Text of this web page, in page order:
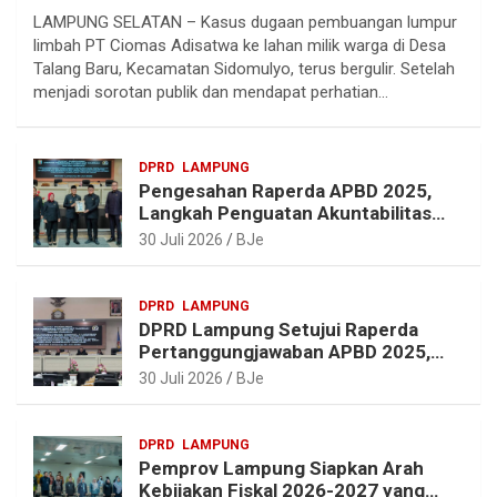
l
e
g
m
c
e
b
k
n
t
e
s
t
a
t
s
p
LAMPUNG SELATAN – Kasus dugaan pembuangan lumpur
limbah PT Ciomas Adisatwa ke lahan milik warga di Desa
Talang Baru, Kecamatan Sidomulyo, terus bergulir. Setelah
menjadi sorotan publik dan mendapat perhatian…
DPRD LAMPUNG
Pengesahan Raperda APBD 2025,
Langkah Penguatan Akuntabilitas
dan Pembangunan Lampung
30 Juli 2026 BJe
DPRD LAMPUNG
DPRD Lampung Setujui Raperda
Pertanggungjawaban APBD 2025,
Beri Sejumlah Rekomendasi
30 Juli 2026 BJe
DPRD LAMPUNG
Pemprov Lampung Siapkan Arah
Kebijakan Fiskal 2026-2027 yang